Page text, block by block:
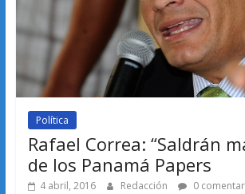
Política
Rafael Correa: “Saldrán
de los Panamá Papers
4 abril, 2016 Redacción 0